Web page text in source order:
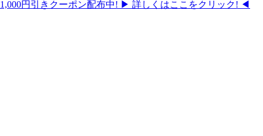
1,000円引きクーポン配布中! ▶ 詳しくはここをクリック! ◀